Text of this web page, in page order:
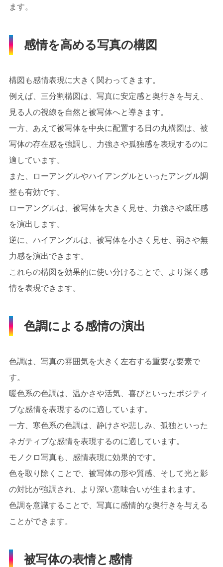
ます。
感情を高める写真の構図
構図も感情表現に大きく関わってきます。
例えば、三分割構図は、写真に安定感と奥行きを与え、
見る人の視線を自然と被写体へと導きます。
一方、あえて被写体を中央に配置する日の丸構図は、被
写体の存在感を強調し、力強さや孤独感を表現するのに
適しています。
また、ローアングルやハイアングルといったアングル調
整も有効です。
ローアングルは、被写体を大きく見せ、力強さや威圧感
を演出します。
逆に、ハイアングルは、被写体を小さく見せ、弱さや無
力感を演出できます。
これらの構図を効果的に使い分けることで、より深く感
情を表現できます。
色調による感情の演出
色調は、写真の雰囲気を大きく左右する重要な要素で
す。
暖色系の色調は、温かさや活気、喜びといったポジティ
ブな感情を表現するのに適しています。
一方、寒色系の色調は、静けさや悲しみ、孤独といった
ネガティブな感情を表現するのに適しています。
モノクロ写真も、感情表現に効果的です。
色を取り除くことで、被写体の形や質感、そして光と影
の対比が強調され、より深い意味合いが生まれます。
色調を意識することで、写真に感情的な奥行きを与える
ことができます。
被写体の表情と感情